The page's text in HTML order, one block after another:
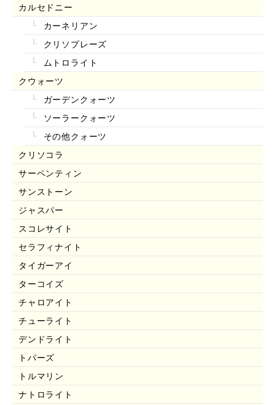
カルセドニー
カーネリアン
クリソプレーズ
ムトロライト
クウォーツ
ガーデンクォーツ
ソーラークォーツ
その他クォーツ
クリソコラ
サーペンティン
サンストーン
ジャスパー
スコレサイト
セラフィナイト
タイガーアイ
ターコイズ
チャロアイト
チューライト
デンドライト
トパーズ
トルマリン
ナトロライト